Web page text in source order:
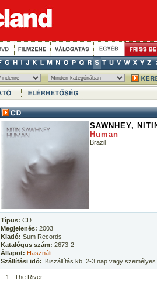
SAWNHEY,
Human
Brazil
Típus: CD
Megjelenés: 2003
Kiadó: Sum Records
Katalógus szám: 2673-2
Állapot: Használt
Szállítási idő: Kiszállítás kb. 2-3 nap vagy
1
The River